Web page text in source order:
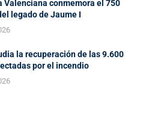
Valenciana conmemora el 750
legado de Jaume I
la recuperación de las 9.600
por el incendio